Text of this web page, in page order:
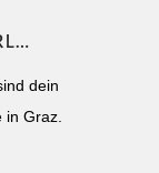
dein
Graz.